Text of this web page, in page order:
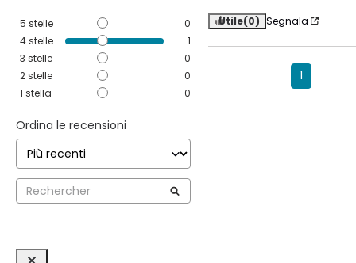
5 stelle
0
4stelle
1
3 stelle
0
2stelle
0
1 stella 0
Ordina le recensioni
Utile(0) Segnala
1